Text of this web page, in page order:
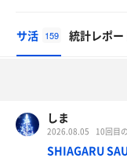
サ活 159 統計レポー
しま
2026.08.05 10回目
SHIAGARU